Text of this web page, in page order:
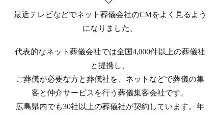
最近テレビなどでネット葬儀会社のCMをよく見るよう
になりました。
代表的なネット葬儀会社では全国4,000件以上の葬儀社
と提携し、
ご葬儀が必要な方と葬儀社を、ネットなどで葬儀の集
客と仲介サービスを行う葬儀集客会社です。
広島県内でも30社以上の葬儀社が契約しています。年